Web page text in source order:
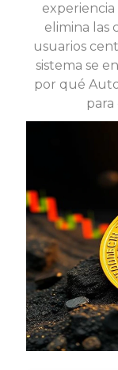
elimina las
usuarios
sistema se
por qué